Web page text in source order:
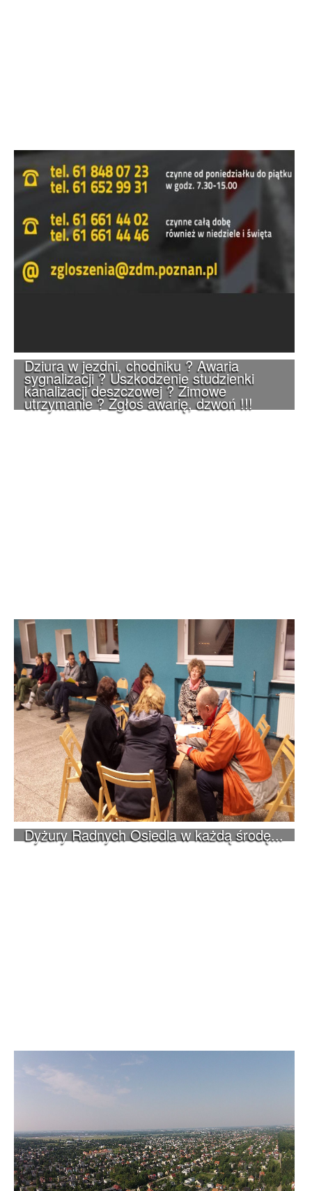
Dziura w jezdni, chodniku ? Awaria
sygnalizacji ? Uszkodzenie studzienki
kanalizacji deszczowej ? Zimowe
utrzymanie ? Zgłoś awarię, dzwoń !!!
Dyżury Radnych Osiedla w każdą środę...